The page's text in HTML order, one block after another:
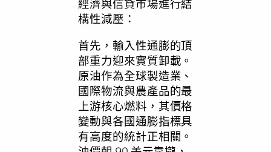
經濟與信貸市場進行結
構性減壓：
首先，輸入性通膨的頂
部重力迎來實質卸載。
原油作為全球製造業、
國際物流與農產品的最
上游核心燃料，其價格
變動與各國通膨指標具
有高度的統計正相關。